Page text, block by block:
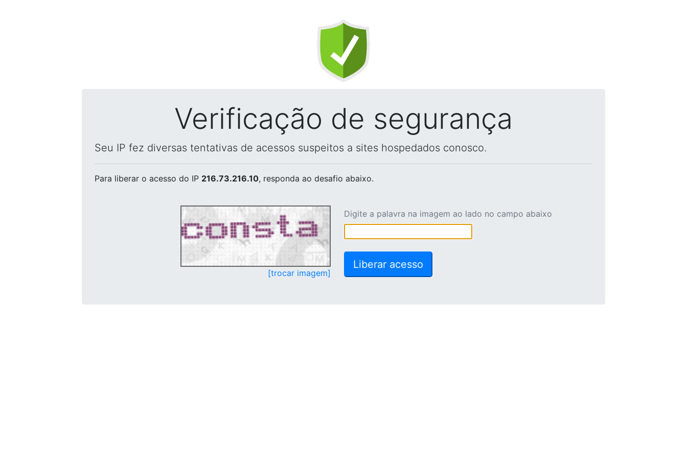
Verificação de segurança
Seu IP fez diversas tentativas de acessos suspeitos a sites hospedados conosco.
Para liberar o acesso do IP 216.73.216.10, responda ao desafio abaixo.
[trocar imagem]
Digite a palavra na imagem ao lado no campo abaixo